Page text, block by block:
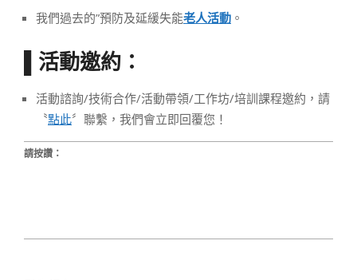
我們過去的”預防及延緩失能老人活動 。
活動邀約：
活動諮詢/技術合作/活動帶領/工作坊/培訓課程邀約，請
〝點此〞聯繫，我們會立即回覆您！
請按讚：